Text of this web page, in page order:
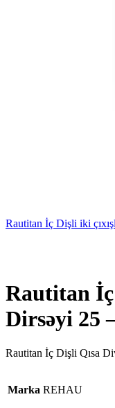
Rautitan İç Dişli iki
Rautitan
Dirsəyi 25
Rautitan İç Dişli Qısa
Marka REHAU